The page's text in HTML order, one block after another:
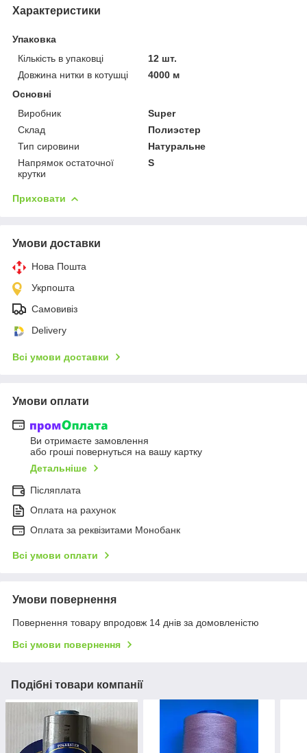
Характеристики
Упаковка
Кількість в упаковці
12 шт.
Довжина нитки в котушці
4000 м
Основні
Виробник
Super
Склад
Полиэстер
Тип сировини
Натуральне
Напрямок остаточної
крутки
S
Приховати
Умови доставки
Нова Пошта
Укрпошта
Самовивіз
Delivery
Всі умови доставки
Умови оплати
Ви отримаєте замовлення
або гроші повернуться на вашу картку
Детальніше
Післяплата
Оплата на рахунок
Оплата за реквізитами Монобанк
Всі умови оплати
Умови повернення
Повернення товару впродовж 14 днів за домовленістю
Всі умови повернення
Подібні товари компанії